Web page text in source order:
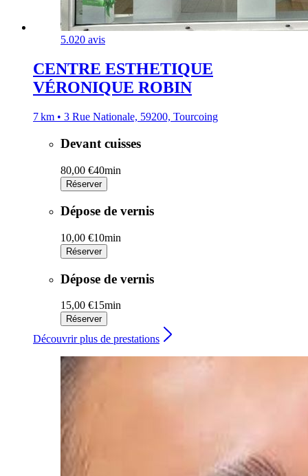
5.020 avis
CENTRE ESTHETIQUE
VÉRONIQUE ROBIN
7 km • 3 Rue Nationale, 59200, Tourcoing
Devant cuisses
80,00 €40min
Réserver
Dépose de vernis
10,00 €10min
Réserver
Dépose de vernis
15,00 €15min
Réserver
Découvrir plus de prestations